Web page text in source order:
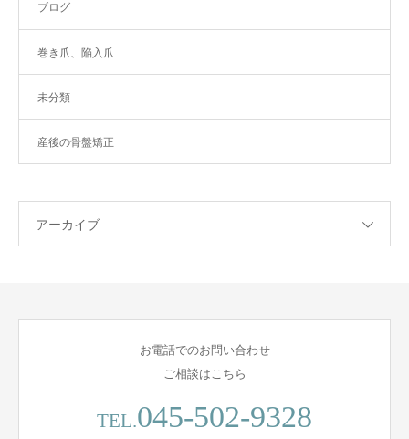
ブログ
巻き爪、陥入爪
未分類
産後の骨盤矯正
アーカイブ
お電話でのお問い合わせ
ご相談はこちら
TEL.045-502-9328